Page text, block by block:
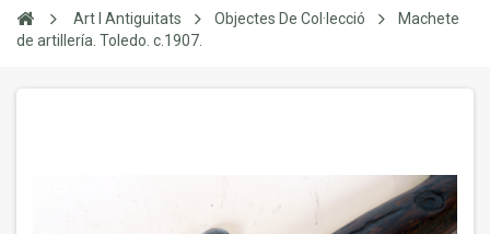
Art I Antiguitats Objectes De Col·lecció
Machete
de artillería. Toledo. c.1907.